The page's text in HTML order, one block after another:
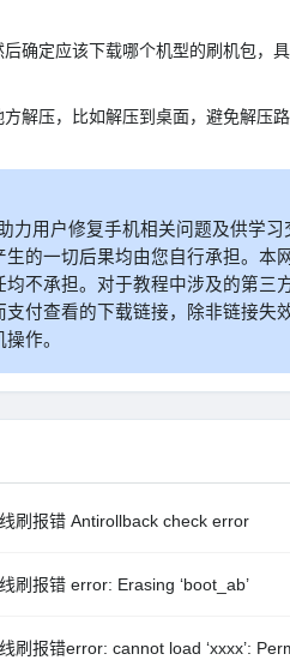
确定应该下载哪个机型的刷机包，
解压，比如解压到桌面，避免解压
力用户修复手机相关问题及供学习
的一切后果均由您自行承担。本
不承担。对于教程中涉及的第三
付查看的下载链接，除非链接失
作。
刷报错 Antirollback check error
刷报错 error: Erasing ‘boot_ab’
报错error: cannot load ‘xxxx’: